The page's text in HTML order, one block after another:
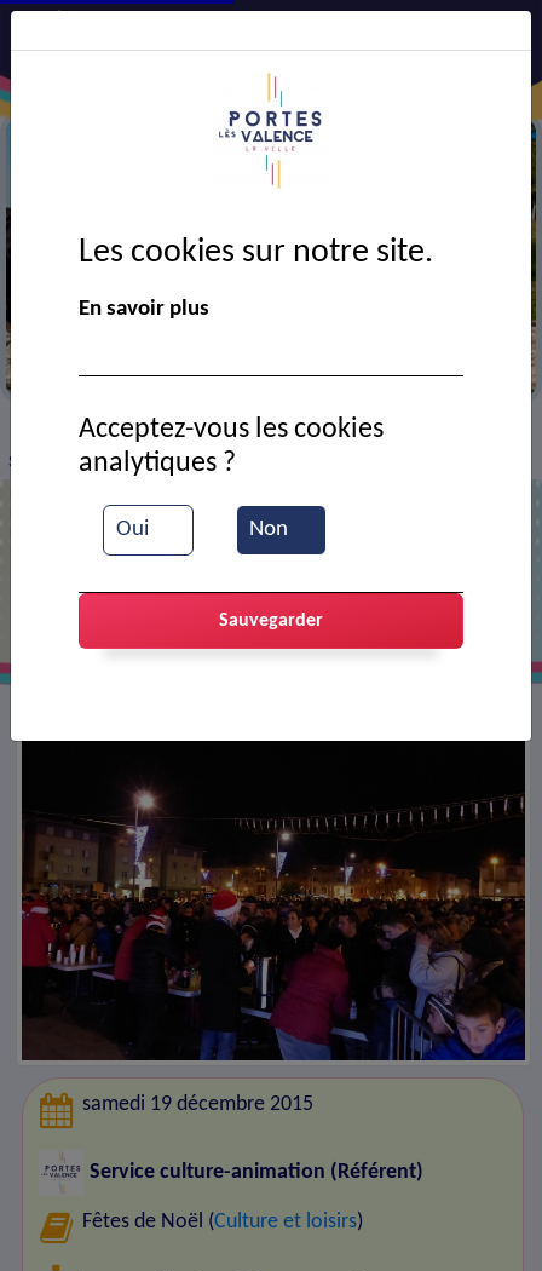
> VIE MUNICIPALE > Ressources documentaires
Spectacle son et lumières
samedi 19 décembre 2015
Service culture-animation (Référent)
Fêtes de Noël (Culture et loisirs)
Les cookies sur notre site.
En savoir plus
Oui Non
Acceptez-vous les cookies
analytiques ?
Sauvegarder